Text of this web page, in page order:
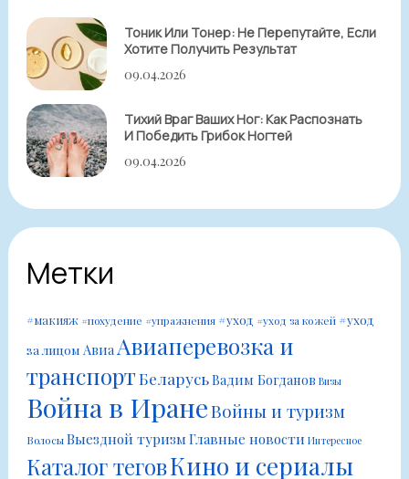
Тоник Или Тонер: Не Перепутайте, Если
Хотите Получить Результат
09.04.2026
Тихий Враг Ваших Ног: Как Распознать
И Победить Грибок Ногтей
09.04.2026
Метки
#макияж #похудение #упражнения #уход #уход за кожей #уход
за лицом Авиа Авиаперевозка и
транспортБеларусьВадим Богданов Визы
Война в ИранеВойны и туризм
ВолосыВыездной туризмГлавные новости Интересное
Каталог теговКино и сериалы